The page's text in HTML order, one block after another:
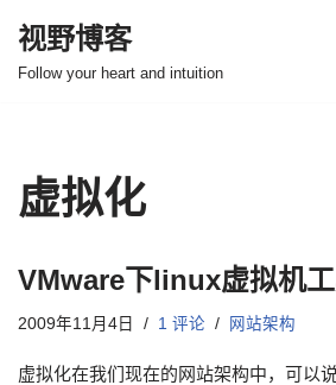
跳
视野博客
Follow your heart and intuition
虚拟化
VMware下linux虚拟机
2009年11月4日 1 评论 网站架构
虚拟化在我们现在的网站架构中，可以